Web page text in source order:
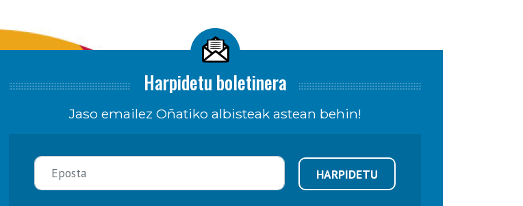
Harpidetu boletinera
Jaso emailez Oñatiko albisteak astean behin!
HARPIDETU